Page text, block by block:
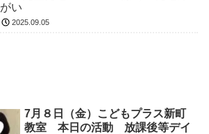
がい
2025.09.05
7月８日（金）こどもプラス新町
教室 本日の活動 放課後等デイ